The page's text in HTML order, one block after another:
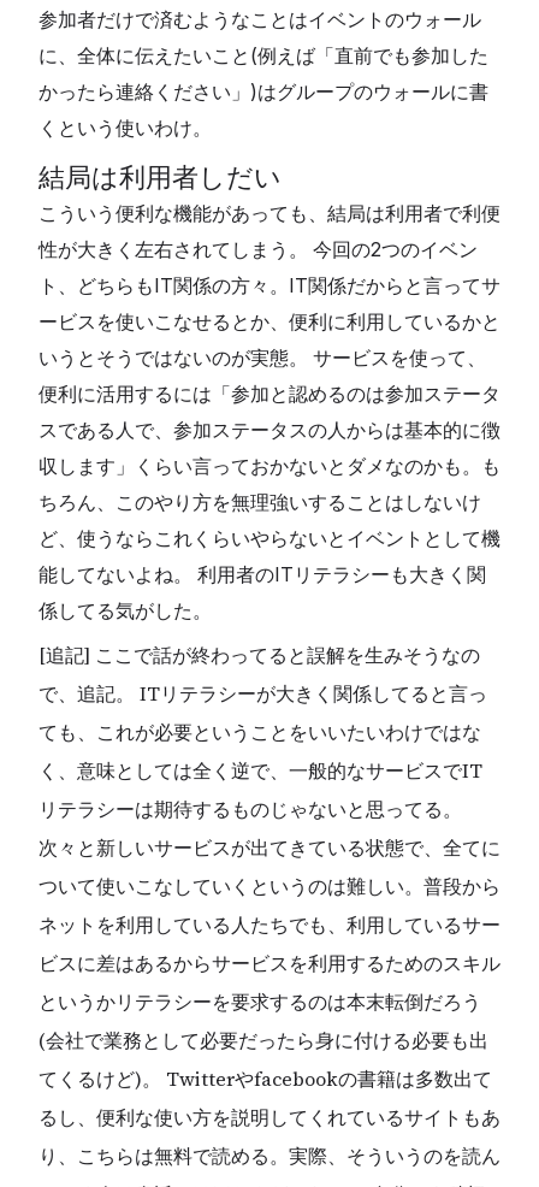
参加者だけで済むようなことはイベントのウォール
に、全体に伝えたいこと(例えば「直前でも参加した
かったら連絡ください」)はグループのウォールに書
くという使いわけ。
結局は利用者しだい
こういう便利な機能があっても、結局は利用者で利便
性が大きく左右されてしまう。 今回の2つのイベン
ト、どちらもIT関係の方々。IT関係だからと言ってサ
ービスを使いこなせるとか、便利に利用しているかと
いうとそうではないのが実態。 サービスを使って、
便利に活用するには「参加と認めるのは参加ステータ
スである人で、参加ステータスの人からは基本的に徴
収します」くらい言っておかないとダメなのかも。も
ちろん、このやり方を無理強いすることはしないけ
ど、使うならこれくらいやらないとイベントとして機
能してないよね。 利用者のITリテラシーも大きく関
係してる気がした。
[追記] ここで話が終わってると誤解を生みそうなの
で、追記。 ITリテラシーが大きく関係してると言っ
ても、これが必要ということをいいたいわけではな
く、意味としては全く逆で、一般的なサービスでIT
リテラシーは期待するものじゃないと思ってる。
次々と新しいサービスが出てきている状態で、全てに
ついて使いこなしていくというのは難しい。普段から
ネットを利用している人たちでも、利用しているサー
ビスに差はあるからサービスを利用するためのスキル
というかリテラシーを要求するのは本末転倒だろう
(会社で業務として必要だったら身に付ける必要も出
てくるけど)。 Twitterやfacebookの書籍は多数出て
るし、便利な使い方を説明してくれているサイトもあ
り、こちらは無料で読める。実際、そういうのを読ん